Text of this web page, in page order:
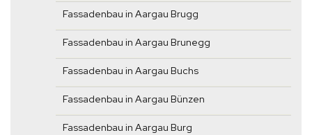
Fassadenbau in Aargau Brugg
Fassadenbau in Aargau Brunegg
Fassadenbau in Aargau Buchs
Fassadenbau in Aargau Bünzen
Fassadenbau in Aargau Burg